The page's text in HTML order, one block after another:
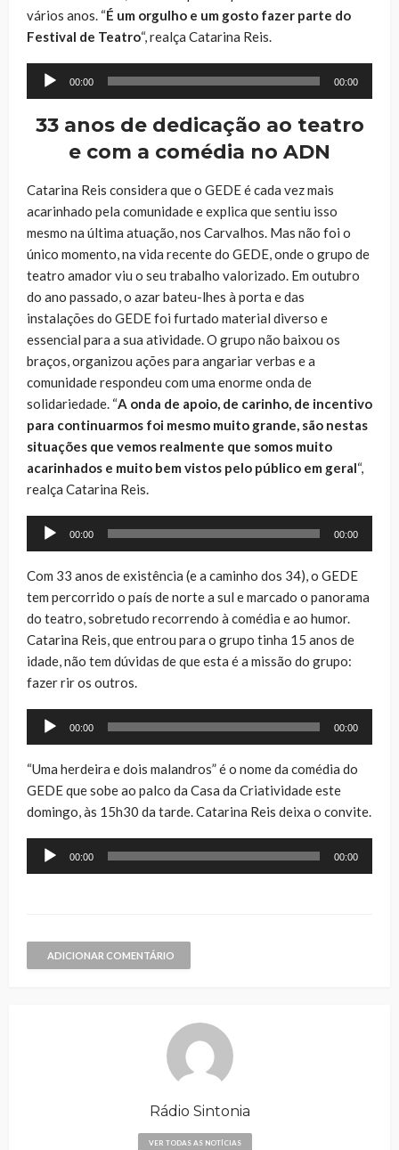
vários anos. “É um orgulho e um gosto fazer parte do
Festival de Teatro“, realça Catarina Reis.
Reprodutor
áudio
00:00 00:00
33 anos de dedicação ao teatro
e com a comédia no ADN
Catarina Reis considera que o GEDE é cada vez mais
acarinhado pela comunidade e explica que sentiu isso
mesmo na última atuação, nos Carvalhos. Mas não foi o
único momento, na vida recente do GEDE, onde o grupo de
teatro amador viu o seu trabalho valorizado. Em outubro
do ano passado, o azar bateu-lhes à porta e das
instalações do GEDE foi furtado material diverso e
essencial para a sua atividade. O grupo não baixou os
braços, organizou ações para angariar verbas e a
comunidade respondeu com uma enorme onda de
solidariedade. “A onda de apoio, de carinho, de incentivo
para continuarmos foi mesmo muito grande, são nestas
situações que vemos realmente que somos muito
acarinhados e muito bem vistos pelo público em geral“,
realça Catarina Reis.
Reprodutor
áudio
00:00 00:00
Com 33 anos de existência (e a caminho dos 34), o GEDE
tem percorrido o país de norte a sul e marcado o panorama
do teatro, sobretudo recorrendo à comédia e ao humor.
Catarina Reis, que entrou para o grupo tinha 15 anos de
idade, não tem dúvidas de que esta é a missão do grupo:
fazer rir os outros.
Reprodutor
áudio
00:00 00:00
“Uma herdeira e dois malandros” é o nome da comédia do
GEDE que sobe ao palco da Casa da Criatividade este
domingo, às 15h30 da tarde. Catarina Reis deixa o convite.
Reprodutor
00:00 00:00
ADICIONAR COMENTÁRIO
Rádio Sintonia
VER TODAS AS NOTÍCIAS